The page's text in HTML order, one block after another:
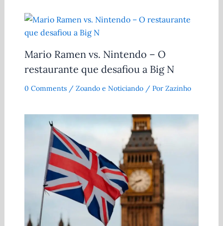
Mario Ramen vs. Nintendo – O
restaurante que desafiou a Big N
0 Comments / Zoando e Noticiando/ Por Zazinho